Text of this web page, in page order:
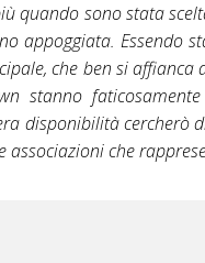
quando sono stata
appoggiata. Essendo
che ben si affianca
stanno
disponibilità cercherò
associazioni che